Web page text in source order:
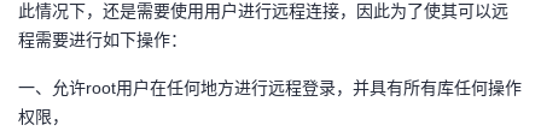
页
开
发
此情况下，还是需要使用用户进行远程连接，因此为了使其可以远
程需要进行如下操作：
一、允许root用户在任何地方进行远程登录，并具有所有库任何操作
权限，